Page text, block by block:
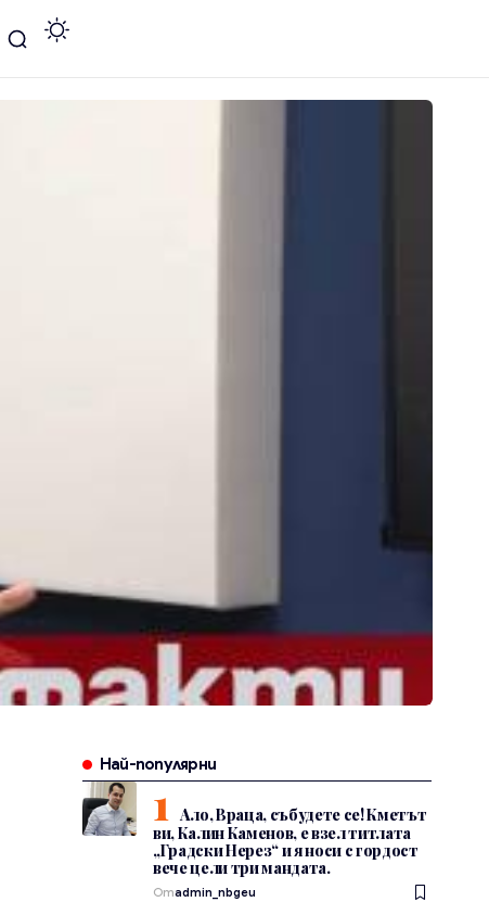
Най-популярни
Ало, Враца, събудете се! Кметът
ви, Калин Каменов, е взел титлата
„Градски Нерез“ и я носи с гордост
вече цели три мандата.
Отadmin_nbgeu